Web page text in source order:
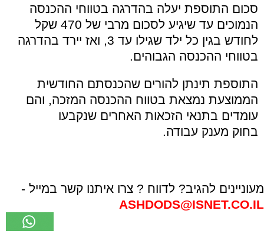
סכום התוספת יעלה בהדרגה בטווחי ההכנסה
הנמוכים עד שיגיע לסכום מרבי של 470 שקל
לחודש בגין כל ילד שגילו עד 3, ואז יירד בהדרגה
בטווחי ההכנסה הגבוהים.
התוספת תינתן להורים שהכנסתם החודשית
הממוצעת נמצאת בטווח ההכנסה המזכה, והם
עומדים בתנאי הזכאות האחרים שנקבעו
בחוק מענק עבודה.
מעוניינים להגיב? לדווח ? צרו איתנו קשר במייל -
ASHDODS@ISNET.CO.IL